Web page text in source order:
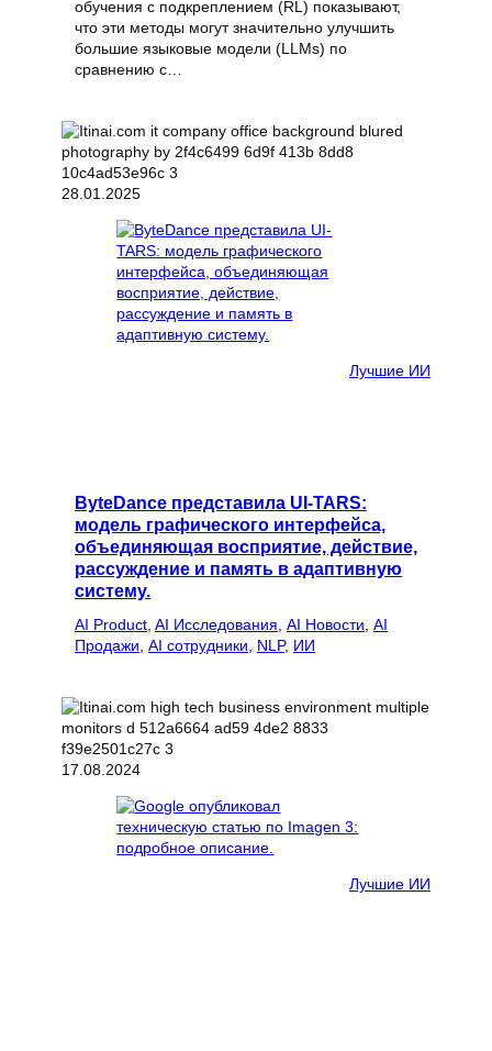
обучения с подкреплением (RL) показывают,
что эти методы могут значительно улучшить
большие языковые модели (LLMs) по
сравнению с…
28.01.2025
Лучшие ИИ
ByteDance представила UI-TARS:
модель графического интерфейса,
объединяющая восприятие, действие,
рассуждение и память в адаптивную
систему.
AI Product AI Исследования AI Новости AI
Продажи AI сотрудники NLP, ИИ
17.08.2024
Лучшие ИИ